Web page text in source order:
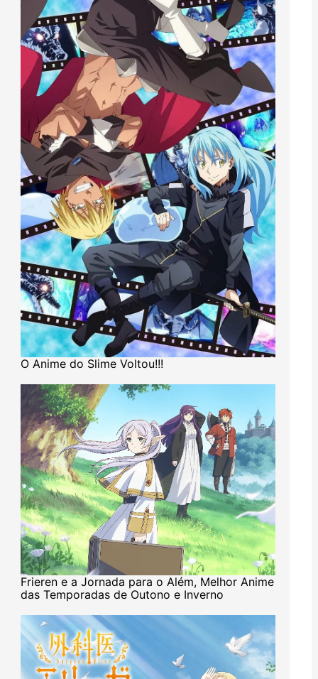
O Anime do Slime Voltou!!!
Frieren e a Jornada para o Além, Melhor Anime
das Temporadas de Outono e Inverno